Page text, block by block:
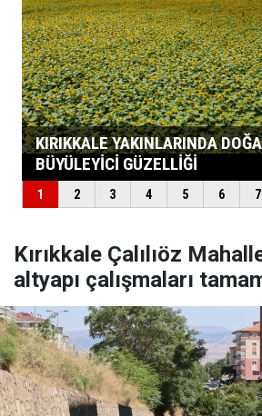
Kırıkkale Çalılıöz
altyapı çalışmaları